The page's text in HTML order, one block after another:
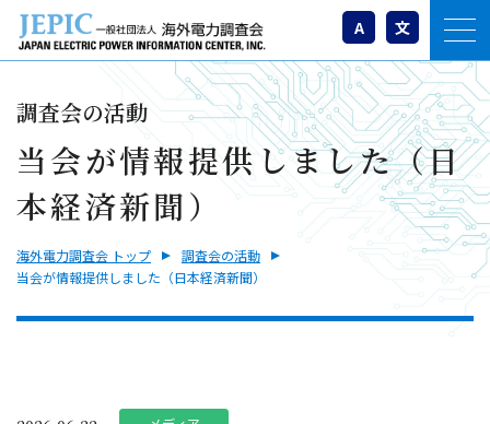
A 文
調査会の活動
当会が情報提供しました（日
本経済新聞）
海外電力調査会 トップ
調査会の活動
当会が情報提供しました（日本経済新聞）